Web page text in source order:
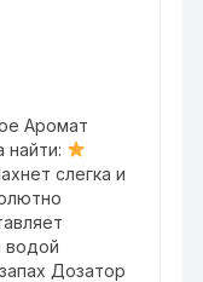
Аромат
найти:
слегка и
водой
Дозатор